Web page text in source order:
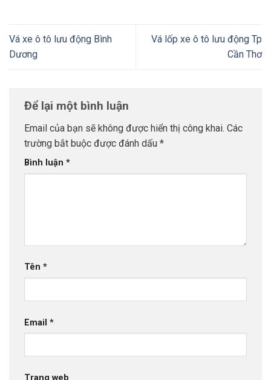
Vá xe ô tô lưu động Bình
Dương
Vá lốp xe ô tô lưu động Tp
Cần Thơ
Để lại một bình luận
Email của bạn sẽ không được hiển thị công khai. Các
trường bắt buộc được đánh dấu *
Bình luận *
Tên *
Email *
Trang web